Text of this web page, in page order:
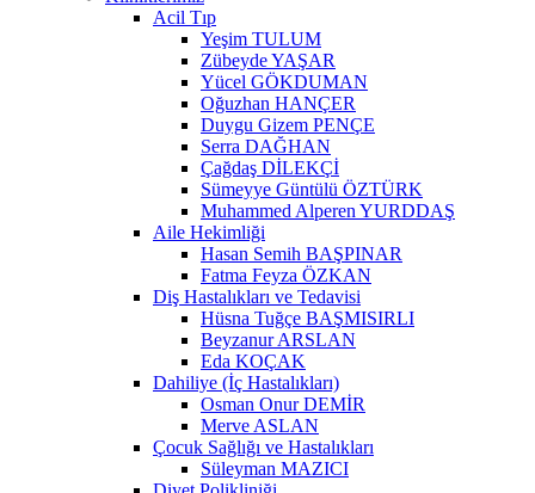
Acil Tıp
Yeşim TULUM
Zübeyde YAŞAR
Yücel GÖKDUMAN
Oğuzhan HANÇER
Duygu Gizem PENÇE
Serra DAĞHAN
Çağdaş DİLEKÇİ
Sümeyye Güntülü ÖZTÜRK
Muhammed Alperen YURDDAŞ
Aile Hekimliği
Hasan Semih BAŞPINAR
Fatma Feyza ÖZKAN
Diş Hastalıkları ve Tedavisi
Hüsna Tuğçe BAŞMISIRLI
Beyzanur ARSLAN
Eda KOÇAK
Dahiliye (İç Hastalıkları)
Osman Onur DEMİR
Merve ASLAN
Çocuk Sağlığı ve Hastalıkları
Süleyman MAZICI